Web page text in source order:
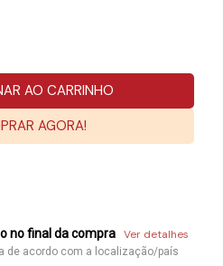
AO CARRINHO
AGORA!
no final da compra Ver detalhes
de acordo com a localização/país